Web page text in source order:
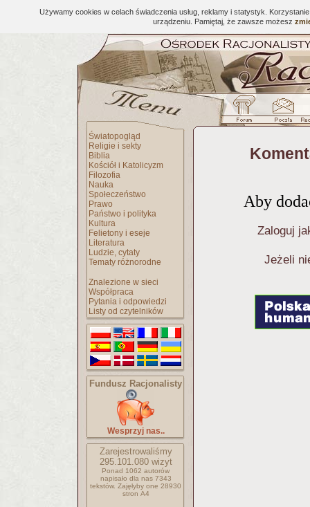
Używamy cookies w celach świadczenia usług, reklamy i statystyk.
urządzeniu. Pamiętaj, że zawsze możesz
Światopogląd
Religie i sekty
Biblia
Kościół i Katolicyzm
Filozofia
Nauka
Społeczeństwo
Prawo
Państwo i polityka
Kultura
Felietony i eseje
Literatura
Ludzie, cytaty
Tematy różnorodne
Znalezione w sieci
Współpraca
Pytania i odpowiedzi
Listy od czytelników
Fundusz Racjonalisty
Wesprzyj nas..
Zarejestrowaliśmy
295.101.080wizyt
Ponad 1062 autorów
napisało dla nas 7343
tekstów. Zajęłyby one 28930
stron A4
Aby
Zaloguj
Jeżeli